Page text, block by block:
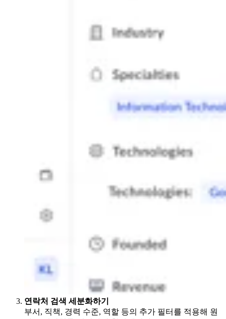
연락처 검색 세분화하기
부서, 직책, 경력 수준, 역할 등의 추가 필터를 적용해 원